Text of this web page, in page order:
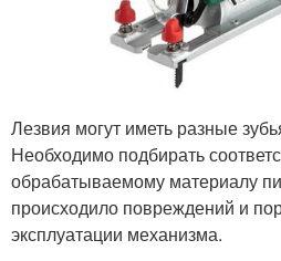
Лезвия могут иметь разные
Необходимо подбирать
обрабатываемому материалу
происходило повреждений и
эксплуатации механизма.